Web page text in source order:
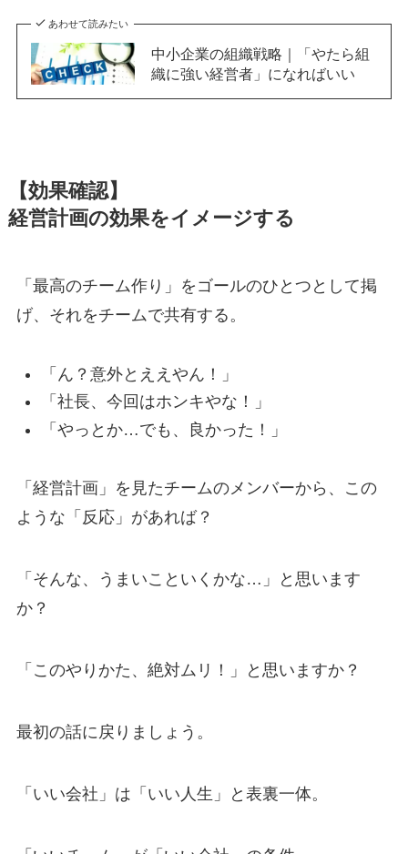
あわせて読みたい
中小企業の組織戦略｜「やたら組
織に強い経営者」になればいい
【効果確認】
経営計画の効果をイメージする
「最高のチーム作り」をゴールのひとつとして掲
げ、それをチームで共有する。
「ん？意外とええやん！」
「社長、今回はホンキやな！」
「やっとか…でも、良かった！」
「経営計画」を見たチームのメンバーから、この
ような「反応」があれば？
「そんな、うまいこといくかな…」と思います
か？
「このやりかた、絶対ムリ！」と思いますか？
最初の話に戻りましょう。
「いい会社」は「いい人生」と表裏一体。